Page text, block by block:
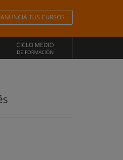
ANUNCIÁ TUS CURSOS
CICLO MEDIO
DE FORMACIÓN